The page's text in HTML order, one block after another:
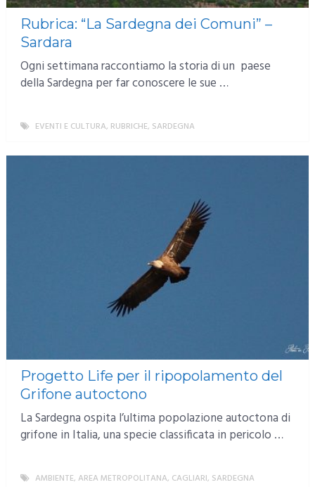
Rubrica: “La Sardegna dei Comuni” –
Sardara
Ogni settimana raccontiamo la storia di un paese
della Sardegna per far conoscere le sue …
EVENTI E CULTURA, RUBRICHE, SARDEGNA
Progetto Life per il ripopolamento del
Grifone autoctono
La Sardegna ospita l’ultima popolazione autoctona di
grifone in Italia, una specie classificata in pericolo …
AMBIENTE, AREA METROPOLITANA, CAGLIARI, SARDEGNA